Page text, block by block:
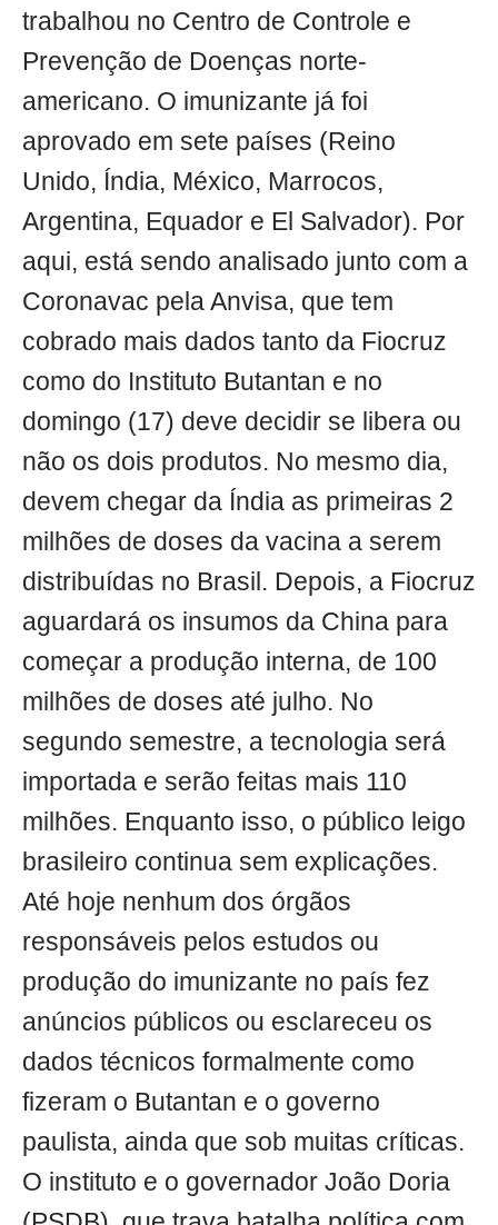
trabalhou no Centro de Controle e
Prevenção de Doenças norte-
americano. O imunizante já foi
aprovado em sete países (Reino
Unido, Índia, México, Marrocos,
Argentina, Equador e El Salvador). Por
aqui, está sendo analisado junto com a
Coronavac pela Anvisa, que tem
cobrado mais dados tanto da Fiocruz
como do Instituto Butantan e no
domingo (17) deve decidir se libera ou
não os dois produtos. No mesmo dia,
devem chegar da Índia as primeiras 2
milhões de doses da vacina a serem
distribuídas no Brasil. Depois, a Fiocruz
aguardará os insumos da China para
começar a produção interna, de 100
milhões de doses até julho. No
segundo semestre, a tecnologia será
importada e serão feitas mais 110
milhões. Enquanto isso, o público leigo
brasileiro continua sem explicações.
Até hoje nenhum dos órgãos
responsáveis pelos estudos ou
produção do imunizante no país fez
anúncios públicos ou esclareceu os
dados técnicos formalmente como
fizeram o Butantan e o governo
paulista, ainda que sob muitas críticas.
O instituto e o governador João Doria